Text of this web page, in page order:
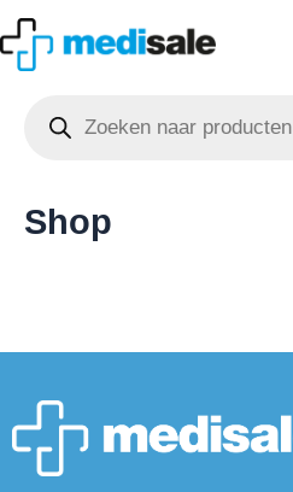
naar
de
zoeken
Shop